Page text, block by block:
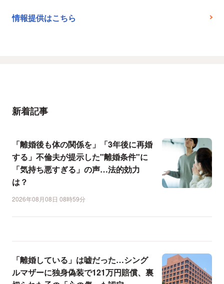
情報提供はこちら
新着記事
「離婚後も体の関係を」「3年後に再婚
する」不倫夫が提示した"離婚条件"に
「気持ち悪すぎる」の声…法的効力
は？
2026年08月08日 08時59分
「離婚している」は嘘だった…シング
ルマザーに独身偽装で121万円賠償、裏